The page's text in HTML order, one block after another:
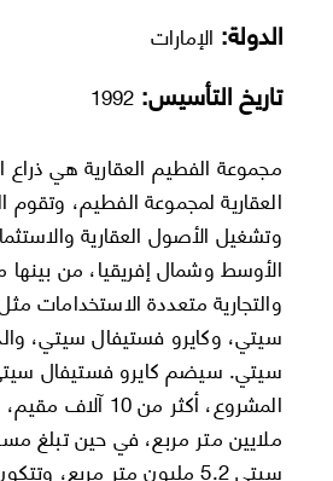
الدولة: الإمارات
تاريخ التأسيس:1992
مجموعة الفطيم العقارية هي ذراع
العقارية لمجموعة الفطيم، وتقوم
وتشغيل الأصول العقارية
الأوسط وشمال إفريقيا، من بينها
والتجارية متعددة الاستخدامات
سيتي، وكايرو فستيفال سيتي،
سيتي. سيضم كايرو فستيفال
ملايين متر مربع، في حين تبلغ
سيتي 5.2 مليون متر مربع،